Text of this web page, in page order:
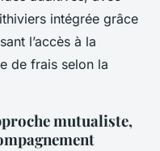
intégrée grâce
l’accès à la
de frais selon la
mutualiste,